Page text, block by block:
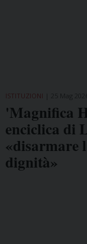
ISTITUZIONI
'Magnifica
enciclica di
«disarmare
dignità»